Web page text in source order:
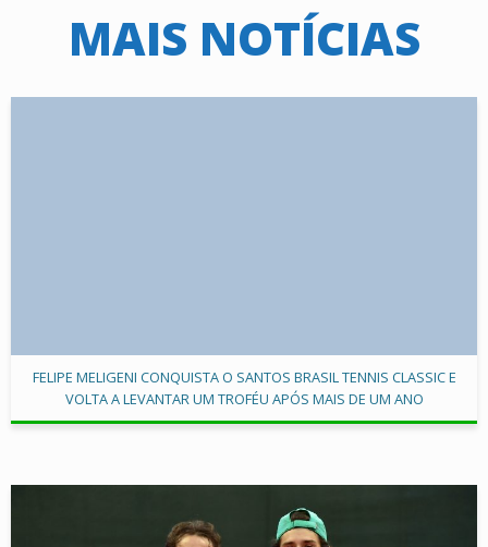
MAIS NOTÍCIAS
FELIPE MELIGENI CONQUISTA O SANTOS BRASIL TENNIS CLASSIC E
VOLTA A LEVANTAR UM TROFÉU APÓS MAIS DE UM ANO